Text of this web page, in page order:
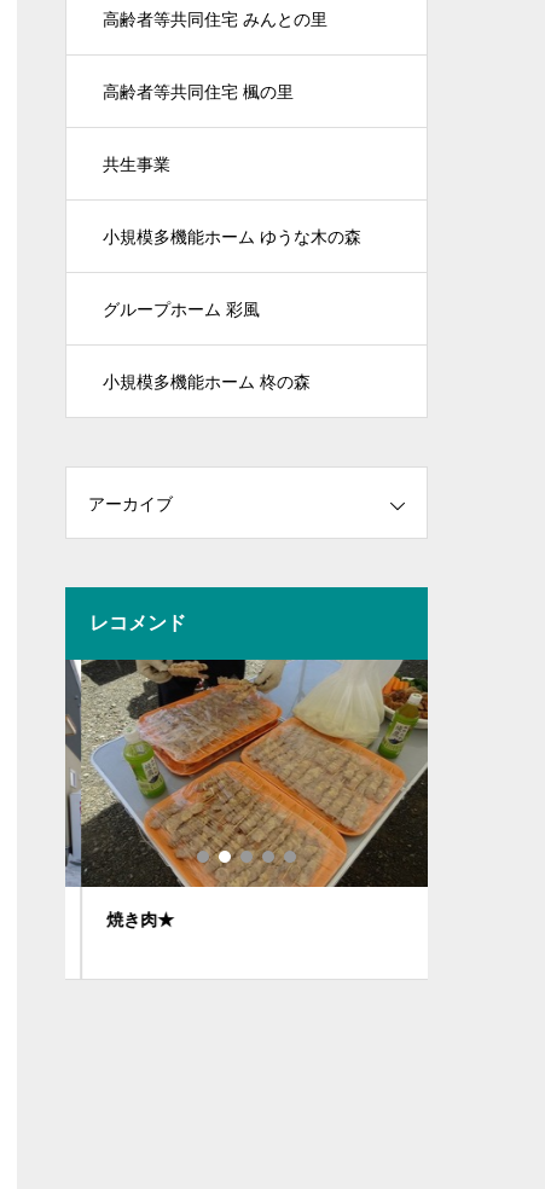
高齢者等共同住宅 みんとの里
高齢者等共同住宅 楓の里
共生事業
小規模多機能ホーム ゆうな木の森
グループホーム 彩風
小規模多機能ホーム 柊の森
アーカイブ
レコメンド
焼き肉★